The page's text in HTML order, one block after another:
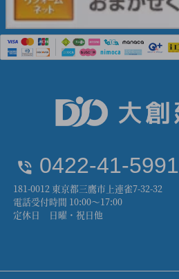
0422-41-5991
181-0012 東京都三鷹市上連雀7-32-32
電話受付時間 10:00～17:00
定休日 日曜・祝日他